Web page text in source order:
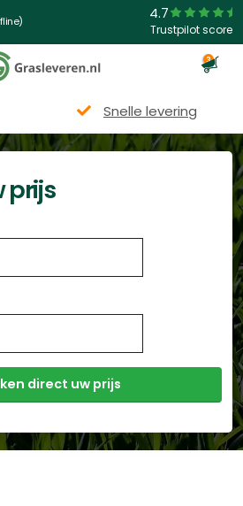
4.7
Trustpilot score
3
Snelle levering
prijs